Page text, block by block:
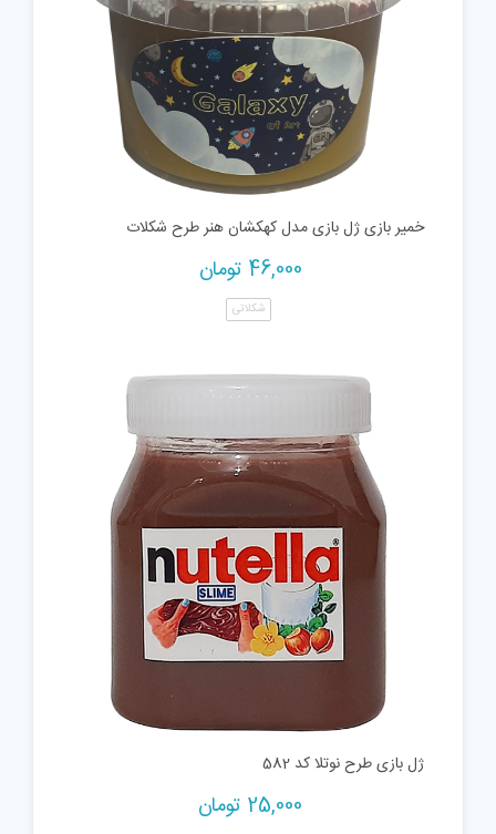
خمیر بازی ژل بازی مدل کهکشان هنر طرح شکلات
46,000 تومان
شکلاتی
ژل بازی طرح نوتلا کد 582
25,000 تومان